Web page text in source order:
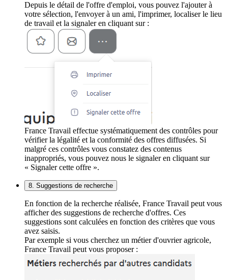
Depuis le détail de l'offre d'emploi, vous pouvez l'ajouter à
votre sélection, l'envoyer à un ami, l'imprimer, localiser le lieu
de travail et la signaler en cliquant sur :
France Travail effectue systématiquement des contrôles pour
vérifier la légalité et la conformité des offres diffusées. Si
malgré ces contrôles vous constatez des contenus
inappropriés, vous pouvez nous le signaler en cliquant sur
« Signaler cette offre ».
8. Suggestions de recherche
En fonction de la recherche réalisée, France Travail peut vous
afficher des suggestions de recherche d'offres. Ces
suggestions sont calculées en fonction des critères que vous
avez saisis.
Par exemple si vous cherchez un métier d'ouvrier agricole,
France Travail peut vous proposer :